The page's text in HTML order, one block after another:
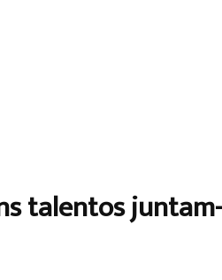
talentos